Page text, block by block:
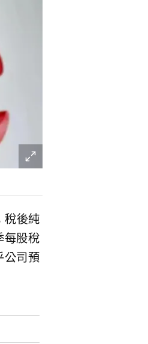
稅後純
每股稅
公司預